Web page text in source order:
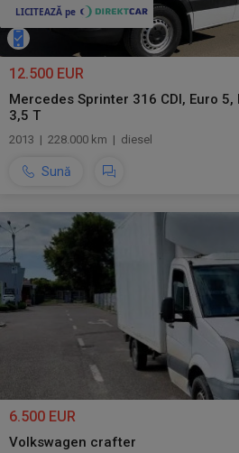
12.500 EUR
Mercedes Sprinter 316 CDI, Euro
3,5 T
2013 | 228.000 km | diesel
Sună
6.500 EUR
Volkswagen crafter